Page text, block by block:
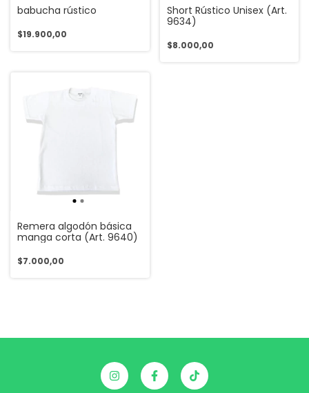
babucha rústico
$19.900,00
Short Rústico Unisex (Art.
9634)
$8.000,00
Remera algodón básica
manga corta (Art. 9640)
$7.000,00